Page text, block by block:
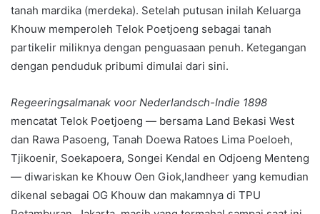
tanah mardika (merdeka). Setelah putusan inilah Keluarga
Khouw memperoleh Telok Poetjoeng sebagai tanah
partikelir miliknya dengan penguasaan penuh. Ketegangan
dengan penduduk pribumi dimulai dari sini.
Regeeringsalmanak voor Nederlandsch-Indie 1898
mencatat Telok Poetjoeng — bersama Land Bekasi West
dan Rawa Pasoeng, Tanah Doewa Ratoes Lima Poeloeh,
Tjikoenir, Soekapoera, Songei Kendal en Odjoeng Menteng
— diwariskan ke Khouw Oen Giok,landheer yang kemudian
dikenal sebagai OG Khouw dan makamnya di TPU